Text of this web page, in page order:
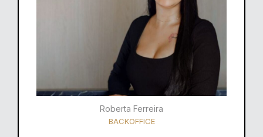
Roberta Ferreira
BACKOFFICE